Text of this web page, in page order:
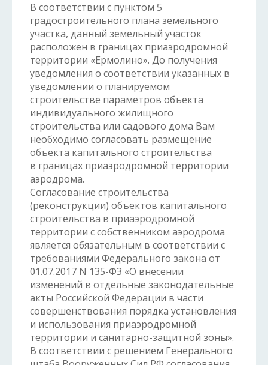
В соответствии с пунктом 5
градостроительного плана земельного
участка, данный земельный участок
расположен в границах приаэродромной
территории «Ермолино». До получения
уведомления о соответствии указанных в
уведомлении о планируемом
строительстве параметров объекта
индивидуального жилищного
строительства или садового дома Вам
необходимо согласовать размещение
объекта капитального строительства
в границах приаэродромной территории
аэродрома.
Согласование строительства
(реконструкции) объектов капитального
строительства в приаэродромной
территории с собственником аэродрома
является обязательным в соответствии с
требованиями Федерального закона от
01.07.2017 N 135-ФЗ «О внесении
изменений в отдельные законодательные
акты Российской Федерации в части
совершенствования порядка установления
и использования приаэродромной
территории и санитарно-защитной зоны».
В соответствии с решением Генерального